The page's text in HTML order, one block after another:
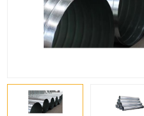
消防阀门
不锈钢烟罩